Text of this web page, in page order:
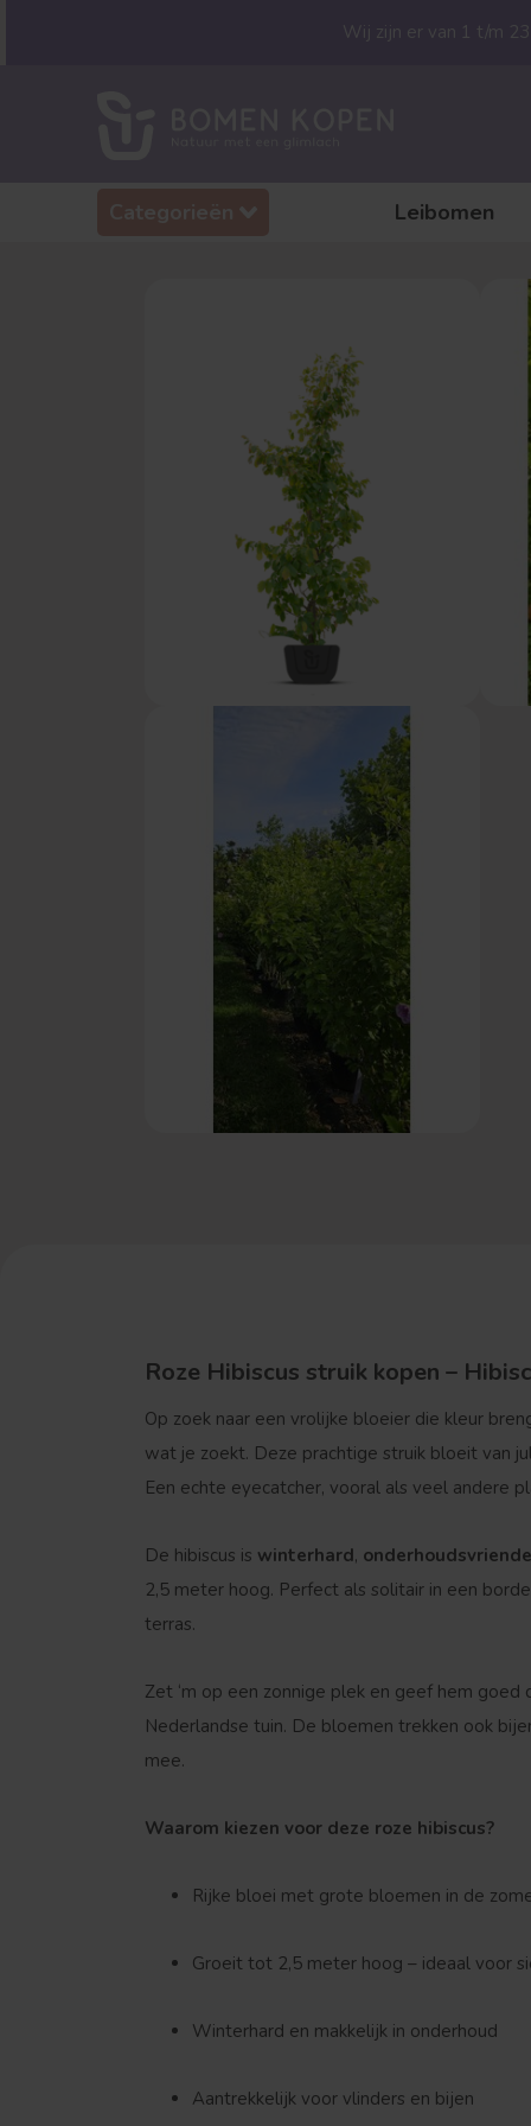
Leibomen
Wij zijn er van 1 t/m
Roze Hibiscus struik kopen –
Op zoek naar een vrolijke bloeier die kleur
wat je zoekt. Deze prachtige struik bloeit van
Een echte eyecatcher, vooral als veel andere
De hibiscus is winterhard,
2,5 meter hoog. Perfect als solitair in een
terras.
Zet ‘m op een zonnige plek en geef hem
Nederlandse tuin. De bloemen trekken ook
mee.
Waarom kiezen voor deze roze hibiscus?
Rijke bloei met grote bloemen in de
Groeit tot 2,5 meter hoog – ideaal voor
Winterhard en makkelijk in onderhoud
Aantrekkelijk voor vlinders en bijen